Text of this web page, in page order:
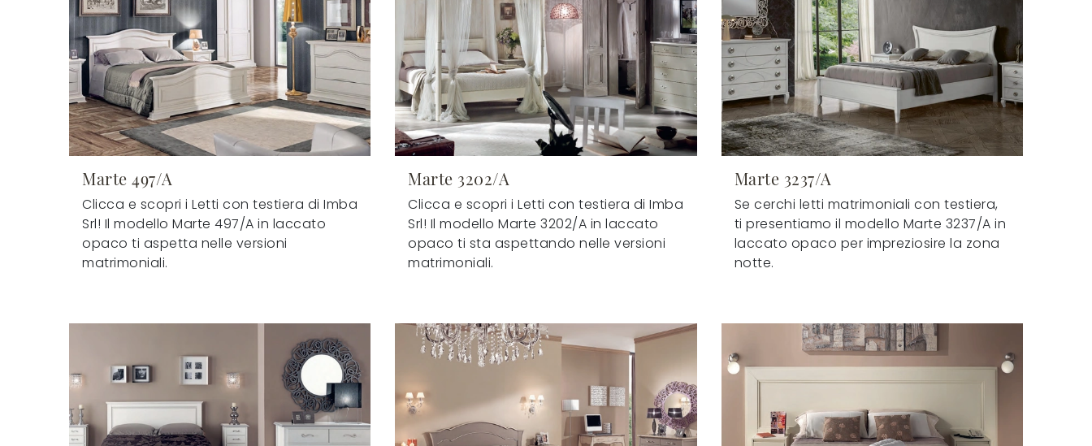
Marte 497/A
Clicca e scopri i Letti con testiera di Imba
Srl! Il modello Marte 497/A in laccato
opaco ti aspetta nelle versioni
matrimoniali.
Marte 3202/A
Clicca e scopri i Letti con testiera di Imba
Srl! Il modello Marte 3202/A in laccato
opaco ti sta aspettando nelle versioni
matrimoniali.
Marte 3237/A
Se cerchi letti matrimoniali con testiera,
ti presentiamo il modello Marte 3237/A in
laccato opaco per impreziosire la zona
notte.